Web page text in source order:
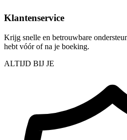
Klantenservice
Krijg snelle en betrouwbare
hebt vóór of na je boeking.
ALTIJD BIJ JE